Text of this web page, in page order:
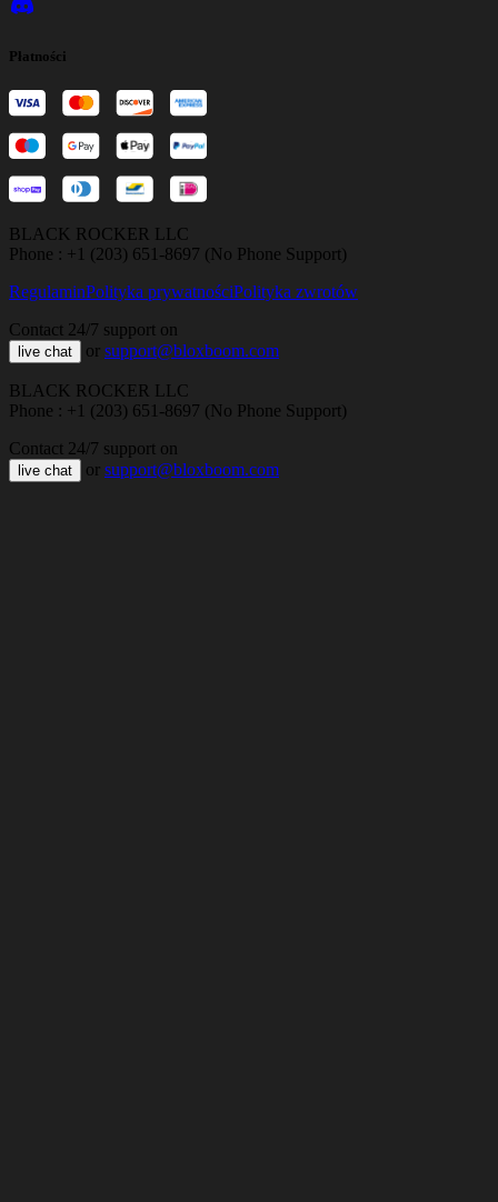
Płatności
BLACK ROCKER LLC
Phone : +1 (203) 651-8697 (No Phone Support)
RegulaminPolityka prywatnościPolityka zwrotów
Contact 24/7 support on
live chat or support@bloxboom.com
BLACK ROCKER LLC
Phone : +1 (203) 651-8697 (No Phone Support)
Contact 24/7 support on
live chat or support@bloxboom.com